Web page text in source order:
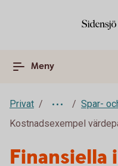
Meny
Privat
Spar-
Kostnadsexempel